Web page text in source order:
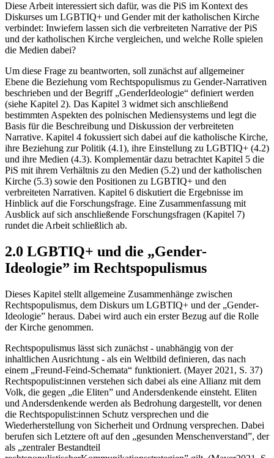
Diese Arbeit interessiert sich dafür, was die PiS im Kontext des
Diskurses um LGBTIQ+ und Gender mit der katholischen Kirche
verbindet: Inwiefern lassen sich die verbreiteten Narrative der PiS
und der katholischen Kirche vergleichen, und welche Rolle spielen
die Medien dabei?
Um diese Frage zu beantworten, soll zunächst auf allgemeiner
Ebene die Beziehung vom Rechtspopulismus zu Gender-Narrativen
beschrieben und der Begriff „Gender­Ideologie“ definiert werden
(siehe Kapitel 2). Das Kapitel 3 widmet sich anschließend
bestimmten Aspekten des polnischen Mediensystems und legt die
Basis für die Beschreibung und Diskussion der verbreiteten
Narrative. Kapitel 4 fokussiert sich dabei auf die katholische Kirche,
ihre Beziehung zur Politik (4.1), ihre Einstellung zu LGBTIQ+ (4.2)
und ihre Medien (4.3). Komplementär dazu betrachtet Kapitel 5 die
PiS mit ihrem Verhältnis zu den Medien (5.2) und der katholischen
Kirche (5.3) sowie den Positionen zu LGBTIQ+ und den
verbreiteten Narrativen. Kapitel 6 diskutiert die Ergebnisse im
Hinblick auf die Forschungsfrage. Eine Zusammenfassung mit
Ausblick auf sich anschließende Forschungsfragen (Kapitel 7)
rundet die Arbeit schließlich ab.
2.0 LGBTIQ+ und die „Gender-
Ideologie” im Rechtspopulismus
Dieses Kapitel stellt allgemeine Zusammenhänge zwischen
Rechtspopulismus, dem Diskurs um LGBTIQ+ und der „Gender-
Ideologie” heraus. Dabei wird auch ein erster Bezug auf die Rolle
der Kirche genommen.
Rechtspopulismus lässt sich zunächst - unabhängig von der
inhaltlichen Ausrichtung - als ein Weltbild definieren, das nach
einem „Freund-Feind-Schemata“ funktioniert. (Mayer 2021, S. 37)
Rechtspopulist:innen verstehen sich dabei als eine Allianz mit dem
Volk, die gegen „die Eliten” und Andersdenkende einsteht. Eliten
und Andersdenkende werden als Bedrohung dargestellt, vor denen
die Rechtspopulist:innen Schutz versprechen und die
Wiederherstellung von Sicherheit und Ordnung versprechen. Dabei
berufen sich Letztere oft auf den „gesunden Menschenverstand”, der
als „zentraler Bestandteil